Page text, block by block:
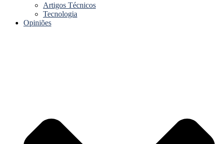
Artigos Técnicos
Tecnologia
Opiniões